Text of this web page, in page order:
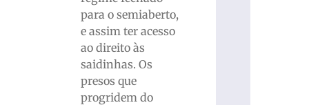
para o semiaberto,
e assim ter acesso
ao direito às
saidinhas. Os
presos que
progridem do